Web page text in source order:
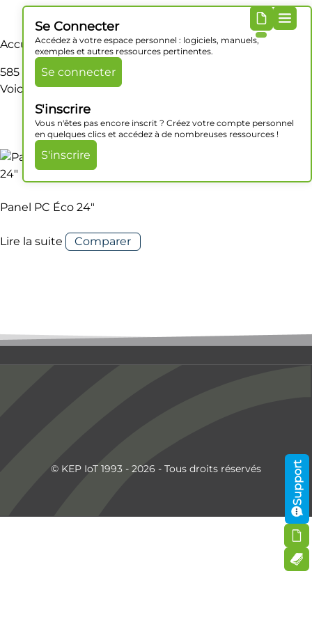
Se Connecter
Accédez à votre espace personnel : logiciels, manuels,
exemples et autres ressources pertinentes.
Se connecter
S'inscrire
Vous n'êtes pas encore inscrit ? Créez votre compte personnel
en quelques clics et accédez à de nombreuses ressources !
S'inscrire
Accueil/ Produit Dimensions / 585 x 354.5 x 63 mm
585 x 354.5 x 63 mm
Voici le seul résultat
Panel PC Éco 24″
Lire la suite Comparer
Support
© KEP IoT 1993 - 2026 - Tous droits réservés